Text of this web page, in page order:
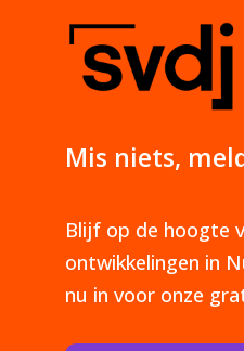
Mis niets,
Blijf op de hoogte
ontwikkelingen in
nu in voor onze